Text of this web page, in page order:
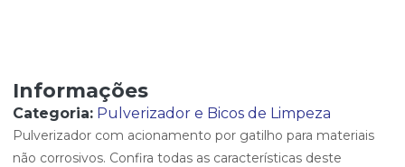
Informações
Categoria: Pulverizador e Bicos de Limpeza
Pulverizador com acionamento por gatilho para materiais
não corrosivos. Confira todas as características deste